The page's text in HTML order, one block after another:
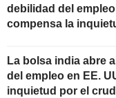
debilidad del
compensa la
La bolsa india abre
del empleo en EE.
inquietud por el